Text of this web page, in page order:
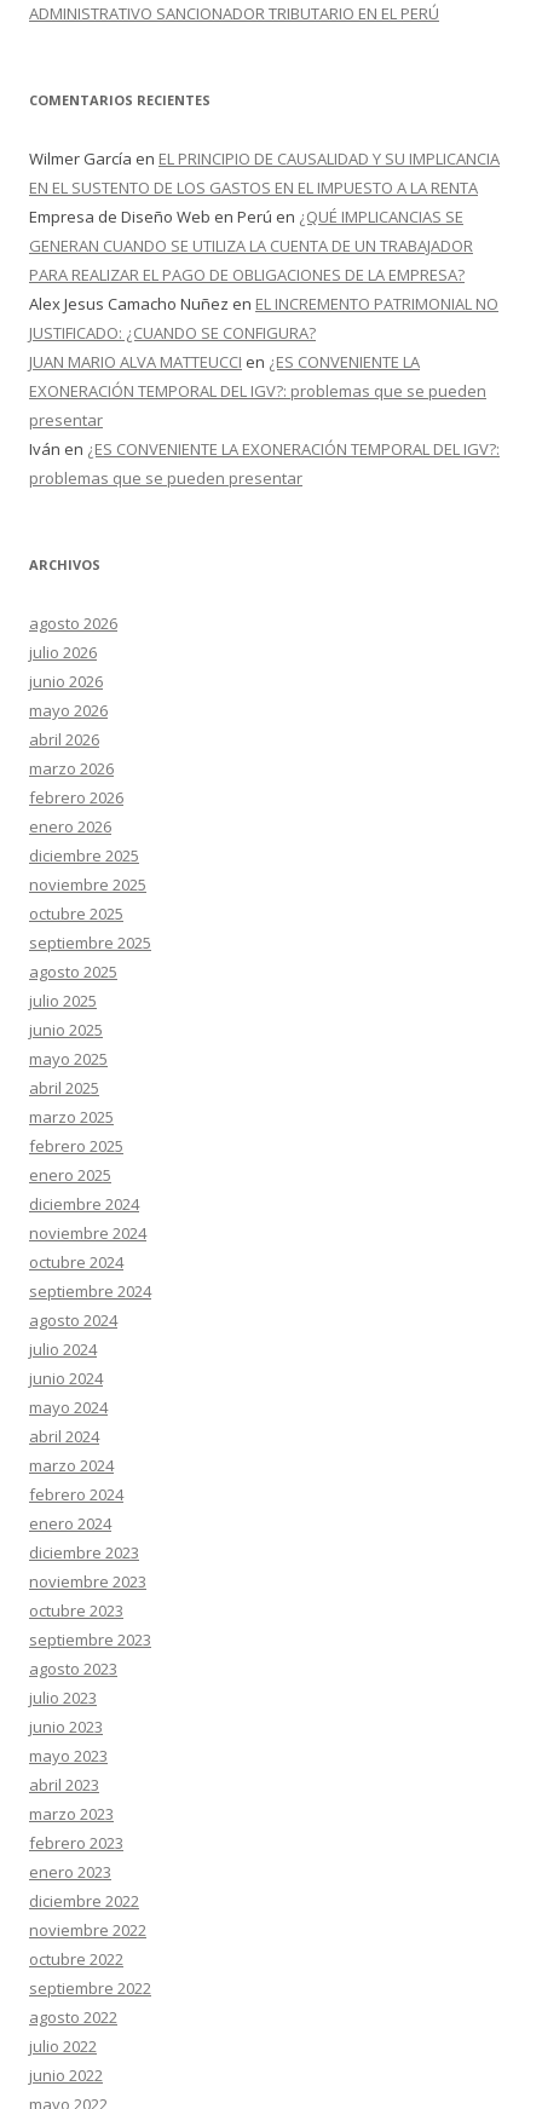
ADMINISTRATIVO SANCIONADOR TRIBUTARIO EN EL PERÚ
COMENTARIOS RECIENTES
Wilmer García en EL PRINCIPIO DE CAUSALIDAD Y SU IMPLICANCIA
EN EL SUSTENTO DE LOS GASTOS EN EL IMPUESTO A LA RENTA
Empresa de Diseño Web en Perú en ¿QUÉ IMPLICANCIAS SE
GENERAN CUANDO SE UTILIZA LA CUENTA DE UN TRABAJADOR
PARA REALIZAR EL PAGO DE OBLIGACIONES DE LA EMPRESA?
Alex Jesus Camacho Nuñez en EL INCREMENTO PATRIMONIAL NO
JUSTIFICADO: ¿CUANDO SE CONFIGURA?
JUAN MARIO ALVA MATTEUCCI en ¿ES CONVENIENTE LA
EXONERACIÓN TEMPORAL DEL IGV?: problemas que se pueden
presentar
Iván en ¿ES CONVENIENTE LA EXONERACIÓN TEMPORAL DEL IGV?:
problemas que se pueden presentar
ARCHIVOS
agosto 2026
julio 2026
junio 2026
mayo 2026
abril 2026
marzo 2026
febrero 2026
enero 2026
diciembre 2025
noviembre 2025
octubre 2025
septiembre 2025
agosto 2025
julio 2025
junio 2025
mayo 2025
abril 2025
marzo 2025
febrero 2025
enero 2025
diciembre 2024
noviembre 2024
octubre 2024
septiembre 2024
agosto 2024
julio 2024
junio 2024
mayo 2024
abril 2024
marzo 2024
febrero 2024
enero 2024
diciembre 2023
noviembre 2023
octubre 2023
septiembre 2023
agosto 2023
julio 2023
junio 2023
mayo 2023
abril 2023
marzo 2023
febrero 2023
enero 2023
diciembre 2022
noviembre 2022
octubre 2022
septiembre 2022
agosto 2022
julio 2022
junio 2022
mayo 2022